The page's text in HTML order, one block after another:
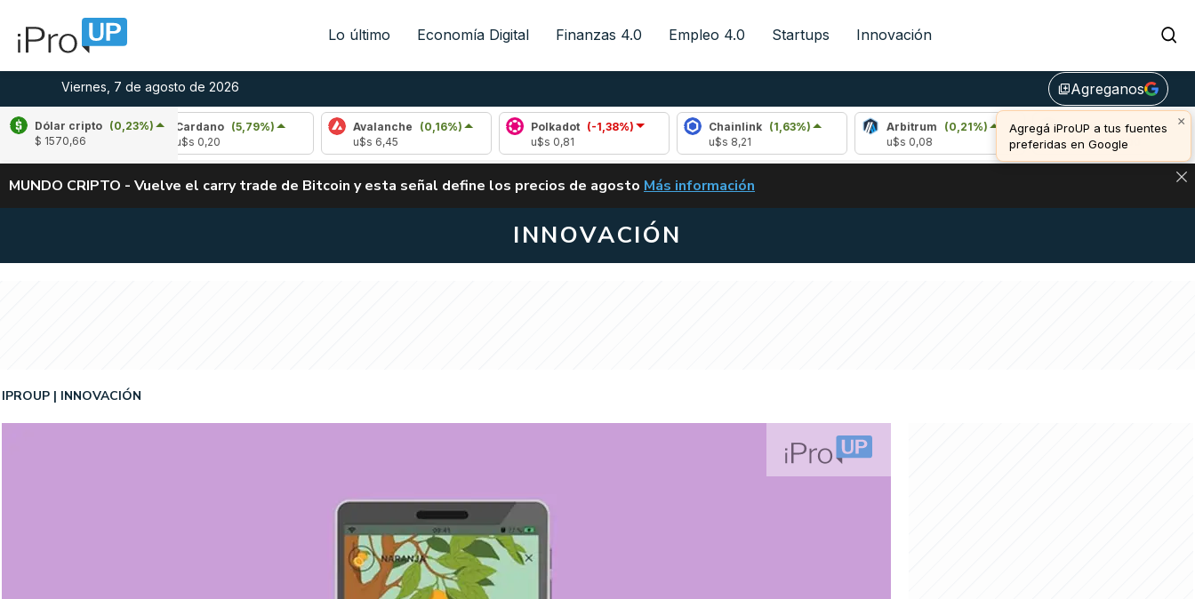
Lo último Economía Digital Finanzas 4.0 Empleo 4.0 Startups Innovación
Viernes, 7 de agosto de 2026 library_addAgreganos
×
Agregá iProUP a tus fuentes
preferidas en Google
Dólar cripto (0,23%)
$ 1570,66
Cardano
(5,79%)
Avalanche (0,16%)
Polkadot
(-1,38%)
Chainlink (1,63%)
Arbitrum
(0,21%)
Bitcoin
(0,53%)
u$s 64.897,00
ALERTA
MUNDO CRIPTO - Vuelve el carry trade de Bitcoin y esta señal define los precios de agosto VUELVE EL CARRY TRADE DE BITCOIN Y ESTA SEÑAL DEFINE LOS PRECIOS DE
Más información
INNOVACIÓN
IPROUP INNOVACIÓN